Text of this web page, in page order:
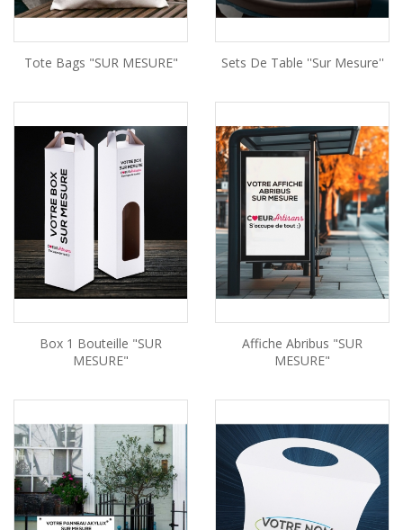
Tote Bags "SUR MESURE" Sets De Table ''Sur Mesure''
Box 1 Bouteille "SUR
MESURE"
Affiche Abribus "SUR
MESURE"